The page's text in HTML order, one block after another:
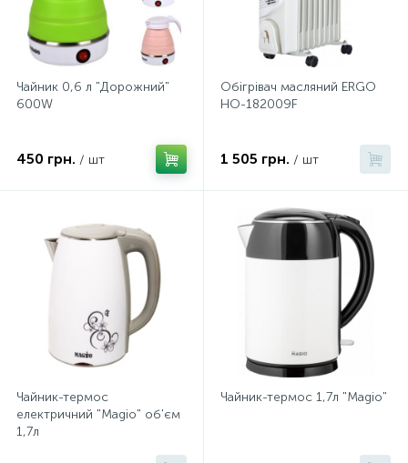
Чайник 0,6 л "Дорожний"
600W
450 грн. / шт
Обігрівач масляний ERGO
HO-182009F
1 505 грн. / шт
Чайник-термос
електричний "Magio" об'єм
1,7л
Чайник-термос 1,7л "Magio"